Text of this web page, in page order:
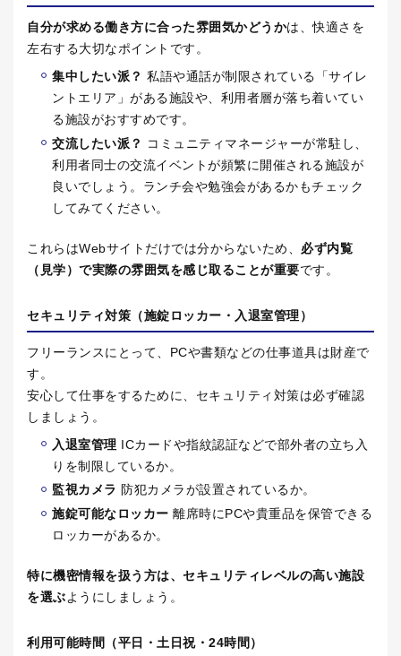
自分が求める働き方に合った雰囲気かどうかは、快適さを
左右する大切なポイントです。
集中したい派？ 私語や通話が制限されている「サイレ
ントエリア」がある施設や、利用者層が落ち着いてい
る施設がおすすめです。
交流したい派？
コミュニティマネージャーが常駐し、
利用者同士の交流イベントが頻繁に開催される施設が
良いでしょう。ランチ会や勉強会があるかもチェック
してみてください。
これらはWebサイトだけでは分からないため、 必ず内覧
（見学）で実際の雰囲気を感じ取ることが重要です。
セキュリティ対策（施錠ロッカー・入退室管理）
フリーランスにとって、 PCや書類などの仕事道具は財産で
す。
安心して仕事をするために、セキュリティ対策は必ず確認
しましょう。
入退室管理 ICカードや指紋認証などで部外者の立ち入
りを制限しているか。
監視カメラ 防犯カメラが設置されているか。
施錠可能なロッカー 離席時にPCや貴重品を保管できる
ロッカーがあるか。
特に機密情報を扱う方は、セキュリティレベルの高い施設
を選ぶようにしましょう。
利用可能時間（平日・土日祝・ 24時間）